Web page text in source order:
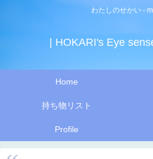
わたしのせかい -
| HOKARI's Eye
Home
持ち物リスト
Profile